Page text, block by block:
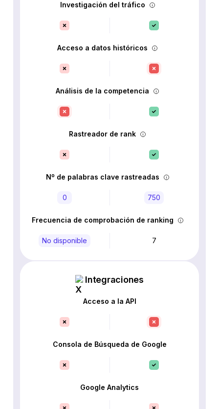
Investigación del tráfico
Acceso a datos históricos
Análisis de la competencia
Rastreador de rank
Nº de palabras clave rastreadas
0 750
Frecuencia de comprobación de ranking
No disponible 7
Integraciones
Acceso a la API
Consola de Búsqueda de Google
Google Analytics